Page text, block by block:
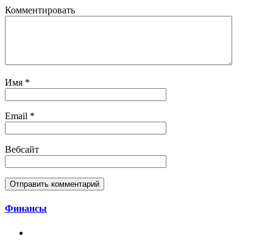
Комментировать
Имя *
Email *
Вебсайт
Финансы